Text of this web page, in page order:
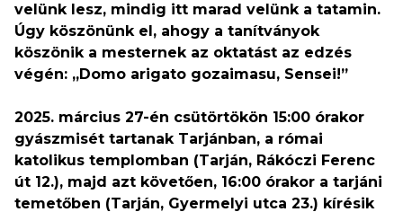
velünk lesz, mindig itt marad velünk a tatamin.
Úgy köszönünk el, ahogy a tanítványok
köszönik a mesternek az oktatást az edzés
végén: „Domo arigato gozaimasu, Sensei!”
2025. március 27-én csütörtökön 15:00 órakor
gyászmisét tartanak Tarjánban, a római
katolikus templomban (Tarján, Rákóczi Ferenc
út 12.), majd azt követően, 16:00 órakor a tarjáni
temetőben (Tarján, Gyermelyi utca 23.) kírésik